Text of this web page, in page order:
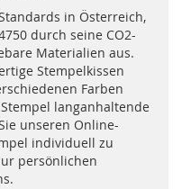
in Österreich,
durch seine CO2-
Materialien aus.
Stempelkissen
Farben
langanhaltende
unseren Online-
individuell zu
persönlichen